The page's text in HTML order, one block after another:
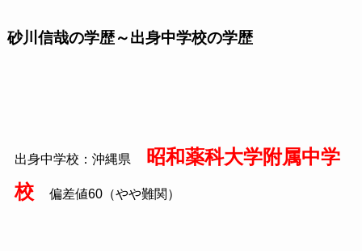
砂川信哉の学歴～出身中学校の学歴
出身中学校：沖縄県
昭和薬科大学附属中学
校
偏差値60（やや難関）